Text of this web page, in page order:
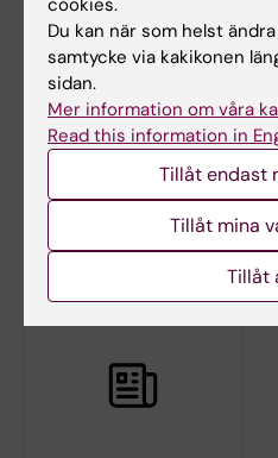
1 jul 2026
Nu stärks det
kollegiala ledarskapet
på KI
Från och med den 1 juli
tillträder nya ledare och
cookies.
Du kan när som helst
samtycke via kakikonen
sidan.
Mer information om våra
Read this information in
Tillåt endast
Tillåt mina
Tillåt